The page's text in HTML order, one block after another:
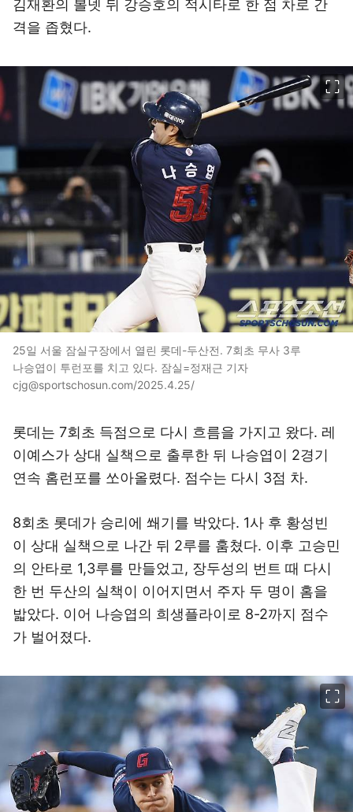
김재환의 볼넷 뒤 강승호의 적시타로 한 점 차로 간
격을 좁혔다.
25일 서울 잠실구장에서 열린 롯데-두산전. 7회초 무사 3루
나승엽이 투런포를 치고 있다. 잠실=정재근 기자
cjg@sportschosun.com/2025.4.25/
롯데는 7회초 득점으로 다시 흐름을 가지고 왔다. 레
이예스가 상대 실책으로 출루한 뒤 나승엽이 2경기
연속 홈런포를 쏘아올렸다. 점수는 다시 3점 차.
8회초 롯데가 승리에 쐐기를 박았다. 1사 후 황성빈
이 상대 실책으로 나간 뒤 2루를 훔쳤다. 이후 고승민
의 안타로 1,3루를 만들었고, 장두성의 번트 때 다시
한 번 두산의 실책이 이어지면서 주자 두 명이 홈을
밟았다. 이어 나승엽의 희생플라이로 8-2까지 점수
가 벌어졌다.